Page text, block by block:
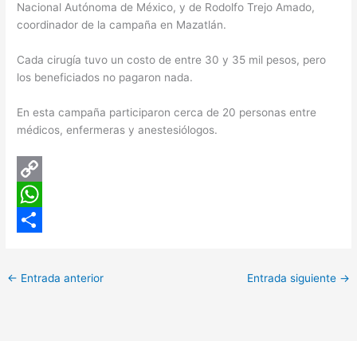
Nacional Autónoma de México, y de Rodolfo Trejo Amado,
coordinador de la campaña en Mazatlán.
Cada cirugía tuvo un costo de entre 30 y 35 mil pesos, pero
los beneficiados no pagaron nada.
En esta campaña participaron cerca de 20 personas entre
médicos, enfermeras y anestesiólogos.
C
oW
← Entrada anterior Entrada siguiente →